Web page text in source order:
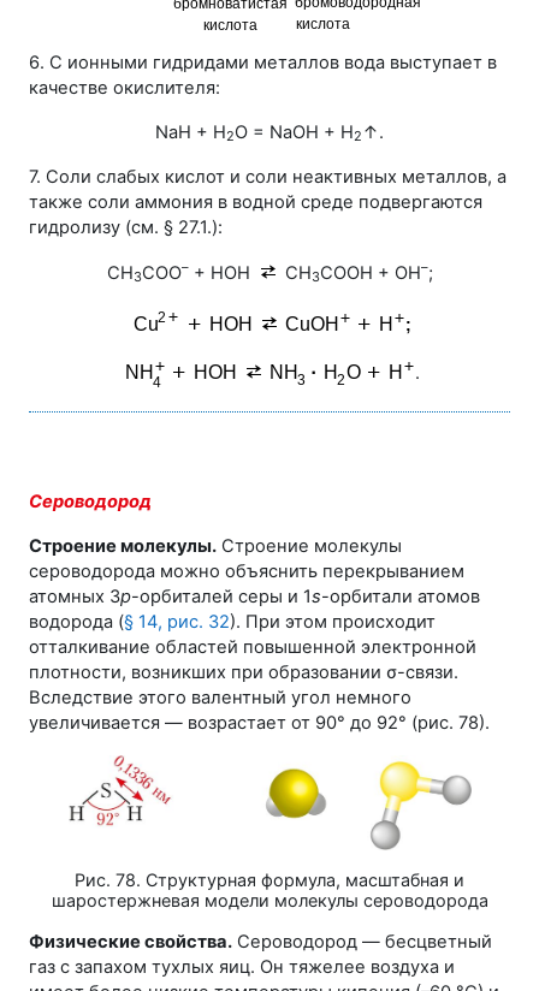
6. С ионными гидридами металлов вода выступает в
качестве окислителя:
NaH + H2O = NaOH + H2 ↑.
7. Соли слабых кислот и соли неактивных металлов, а
также соли аммония в водной среде подвергаются
гидролизу (см. § 27.1.):
СН3СОО–+ НОН СН3СООН + ОН–;
.
Сероводород
Строение молекулы. Строение молекулы
сероводорода можно объяснить перекрыванием
атомных 3р-орбиталей серы и 1s-орбитали атомов
водорода (§ 14, рис. 32). При этом происходит
отталкивание областей повышенной электронной
плотности, возникших при образовании σ-связи.
Вследствие этого валентный угол немного
увеличивается — возрастает от 90° до 92° (рис. 78).
Рис. 78. Структурная формула, масштабная и
шаростержневая модели молекулы сероводорода
Физические свойства. Сероводород — бесцветный
газ с запахом тухлых яиц. Он тяжелее воздуха и